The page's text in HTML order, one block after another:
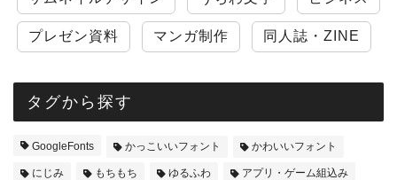
プレゼン資料 マンガ制作 同人誌・ZINE
タグから探す
GoogleFonts かっこいいフォント かわいいフォント
にじみ もちもち ゆるふわ アプリ・ゲーム組込み